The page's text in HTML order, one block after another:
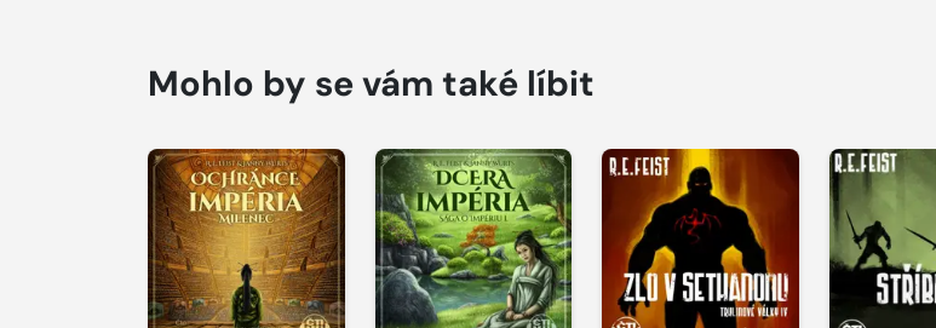
Mohlo by se vám také líbit
Přehrát
ukázku
Přehrát
ukázku
Přehrát
ukázku
Přehrát